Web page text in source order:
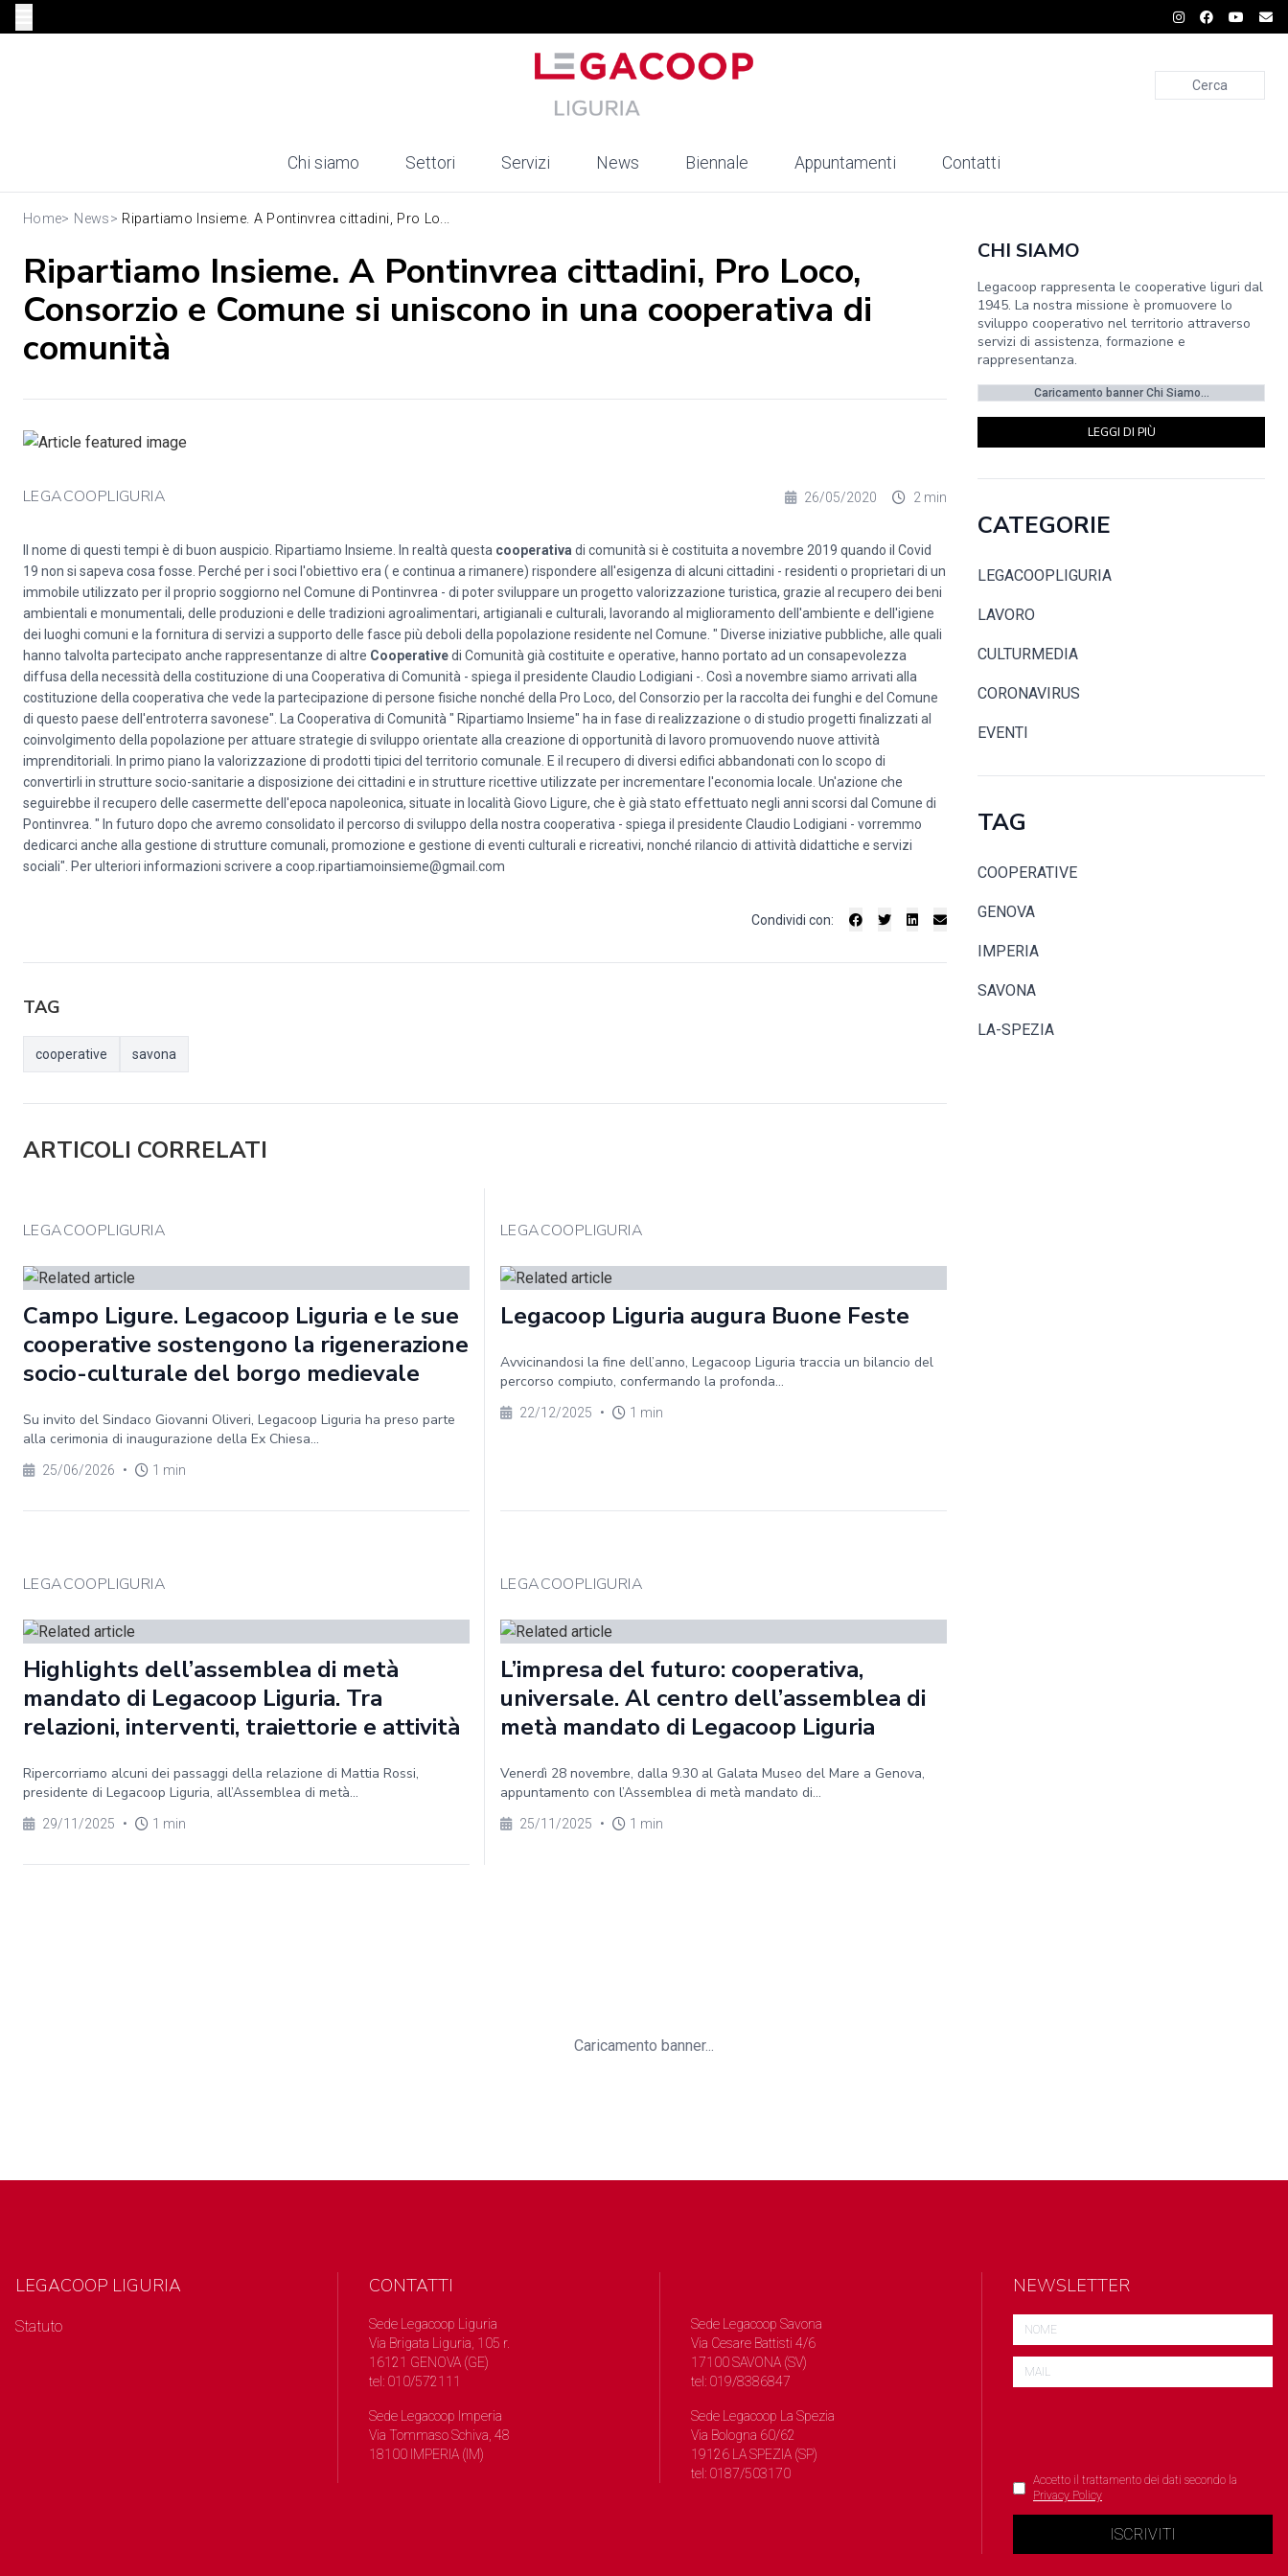
Cerca
Chi siamo Settori Servizi News Biennale Appuntamenti Contatti
Home> News> Ripartiamo Insieme. A Pontinvrea cittadini, Pro Lo...
Ripartiamo Insieme. A Pontinvrea cittadini, Pro Loco,
Consorzio e Comune si uniscono in una cooperativa di
comunità
LEGACOOPLIGURIA 26/05/2020 2 min
Il nome di questi tempi è di buon auspicio. Ripartiamo Insieme. In realtà questa cooperativa di comunità si è costituita a novembre 2019 quando il Covid
19 non si sapeva cosa fosse. Perché per i soci l'obiettivo era ( e continua a rimanere) rispondere all'esigenza di alcuni cittadini - residenti o proprietari di un
immobile utilizzato per il proprio soggiorno nel Comune di Pontinvrea - di poter sviluppare un progetto valorizzazione turistica, grazie al recupero dei beni
ambientali e monumentali, delle produzioni e delle tradizioni agroalimentari, artigianali e culturali, lavorando al miglioramento dell'ambiente e dell'igiene
dei luoghi comuni e la fornitura di servizi a supporto delle fasce più deboli della popolazione residente nel Comune. " Diverse iniziative pubbliche, alle quali
hanno talvolta partecipato anche rappresentanze di altre Cooperativedi Comunità già costituite e operative, hanno portato ad un consapevolezza
diffusa della necessità della costituzione di una Cooperativa di Comunità - spiega il presidente Claudio Lodigiani -. Così a novembre siamo arrivati alla
costituzione della cooperativa che vede la partecipazione di persone fisiche nonché della Pro Loco, del Consorzio per la raccolta dei funghi e del Comune
di questo paese dell'entroterra savonese". La Cooperativa di Comunità " Ripartiamo Insieme" ha in fase di realizzazione o di studio progetti finalizzati al
coinvolgimento della popolazione per attuare strategie di sviluppo orientate alla creazione di opportunità di lavoro promuovendo nuove attività
imprenditoriali. In primo piano la valorizzazione di prodotti tipici del territorio comunale. E il recupero di diversi edifici abbandonati con lo scopo di
convertirli in strutture socio-sanitarie a disposizione dei cittadini e in strutture ricettive utilizzate per incrementare l'economia locale. Un'azione che
seguirebbe il recupero delle casermette dell'epoca napoleonica, situate in località Giovo Ligure, che è già stato effettuato negli anni scorsi dal Comune di
Pontinvrea. " In futuro dopo che avremo consolidato il percorso di sviluppo della nostra cooperativa - spiega il presidente Claudio Lodigiani - vorremmo
dedicarci anche alla gestione di strutture comunali, promozione e gestione di eventi culturali e ricreativi, nonché rilancio di attività didattiche e servizi
sociali". Per ulteriori informazioni scrivere a coop.ripartiamoinsieme@gmail.com
Condividi con:
TAG
cooperative savona
ARTICOLI CORRELATI
LEGACOOPLIGURIA
Campo Ligure. Legacoop Liguria e le sue
cooperative sostengono la rigenerazione
socio-culturale del borgo medievale
Su invito del Sindaco Giovanni Oliveri, Legacoop Liguria ha preso parte
alla cerimonia di inaugurazione della Ex Chiesa...
25/06/2026 • 1 min
LEGACOOPLIGURIA
Legacoop Liguria augura Buone Feste
Avvicinandosi la fine dell’anno, Legacoop Liguria traccia un bilancio del
percorso compiuto, confermando la profonda...
22/12/2025 • 1 min
LEGACOOPLIGURIA
Highlights dell’assemblea di metà
mandato di Legacoop Liguria. Tra
relazioni, interventi, traiettorie e attività
Ripercorriamo alcuni dei passaggi della relazione di Mattia Rossi,
presidente di Legacoop Liguria, all’Assemblea di metà...
29/11/2025 • 1 min
LEGACOOPLIGURIA
L’impresa del futuro: cooperativa,
universale. Al centro dell’assemblea di
metà mandato di Legacoop Liguria
Venerdì 28 novembre, dalla 9.30 al Galata Museo del Mare a Genova,
appuntamento con l’Assemblea di metà mandato di...
25/11/2025 • 1 min
CHI SIAMO
Legacoop rappresenta le cooperative liguri dal
1945. La nostra missione è promuovere lo
sviluppo cooperativo nel territorio attraverso
servizi di assistenza, formazione e
rappresentanza.
Caricamento banner Chi Siamo...
LEGGI DI PIÙ
CATEGORIE
LEGACOOPLIGURIA
LAVORO
CULTURMEDIA
CORONAVIRUS
EVENTI
TAG
COOPERATIVE
GENOVA
IMPERIA
SAVONA
LA-SPEZIA
Caricamento banner...
LEGACOOP LIGURIA
Statuto
CONTATTI
Sede Legacoop Liguria
Via Brigata Liguria, 105 r.
16121 GENOVA (GE)
tel: 010/572111
Sede Legacoop Imperia
Via Tommaso Schiva, 48
18100 IMPERIA (IM)
Sede Legacoop Savona
Via Cesare Battisti 4/6
17100 SAVONA (SV)
tel: 019/8386847
Sede Legacoop La Spezia
Via Bologna 60/62
19126 LA SPEZIA (SP)
tel: 0187/503170
NEWSLETTER
Accetto il trattamento dei dati secondo la
Privacy Policy
ISCRIVITI